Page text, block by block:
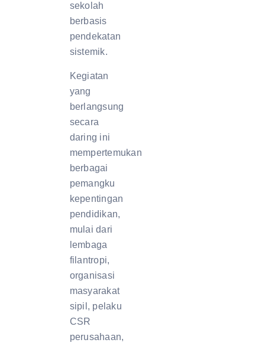
sekolah
berbasis
pendekatan
sistemik.
Kegiatan
yang
berlangsung
secara
daring ini
mempertemukan
berbagai
pemangku
kepentingan
pendidikan,
mulai dari
lembaga
filantropi,
organisasi
masyarakat
sipil, pelaku
CSR
perusahaan,